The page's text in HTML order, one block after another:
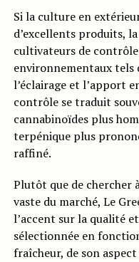
Si la culture en
d’excellents produits,
cultivateurs de
environnementaux tels
l’éclairage et l’apport
contrôle se traduit
cannabinoïdes plus
terpénique plus
raffiné.
Plutôt que de chercher
vaste du marché, Le
l’accent sur la qualité
sélectionnée en
fraîcheur, de son